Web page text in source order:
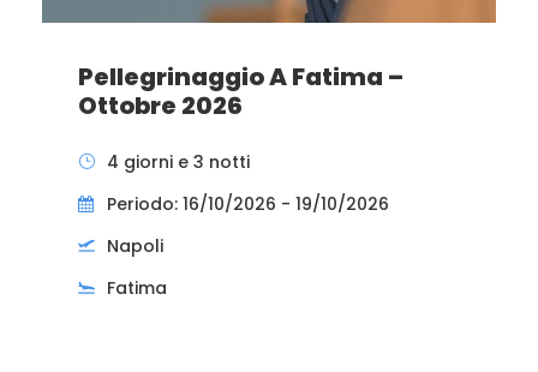
Pellegrinaggio A Fatima –
Ottobre 2026
4 giorni e 3 notti
Periodo: 16/10/2026 - 19/10/2026
Napoli
Fatima